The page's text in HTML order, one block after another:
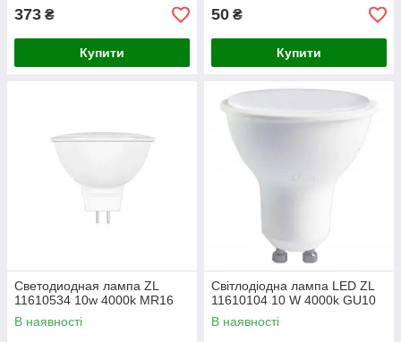
373 ₴
Купити
50 ₴
Купити
Светодиодная лампа ZL
11610534 10w 4000k MR16
В наявності
Світлодіодна лампа LED ZL
11610104 10 W 4000k GU10
В наявності